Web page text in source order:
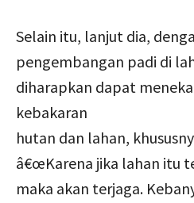
Selain itu, lanjut dia,
pengembangan padi di
diharapkan dapat
kebakaran
hutan dan lahan,
â€œKarena jika lahan itu
maka akan terjaga.